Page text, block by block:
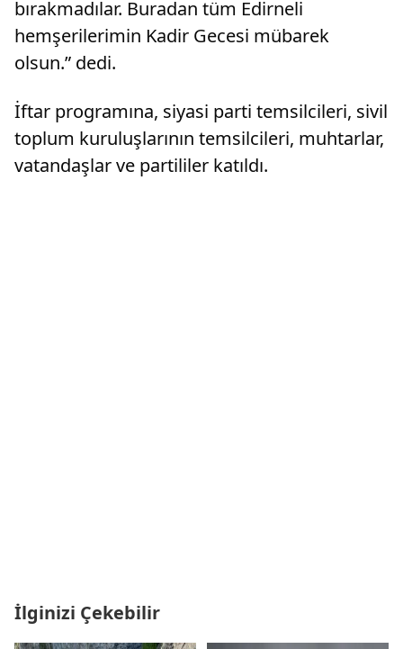
bırakmadılar. Buradan tüm Edirneli
hemşerilerimin Kadir Gecesi mübarek
olsun.” dedi.
İftar programına, siyasi parti temsilcileri, sivil
toplum kuruluşlarının temsilcileri, muhtarlar,
vatandaşlar ve partililer katıldı.
İlginizi Çekebilir